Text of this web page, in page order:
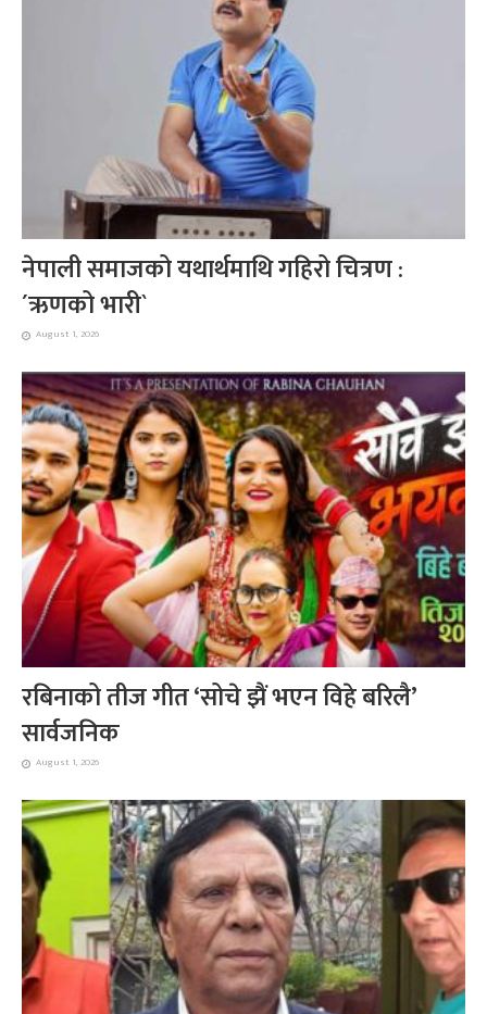
नेपाली समाजको यथार्थमाथि गहिरो चित्रण :
´ऋणको भारी`
August 1, 2026
रबिनाको तीज गीत ‘सोचे झैं भएन विहे बरिलै’
सार्वजनिक
August 1, 2026